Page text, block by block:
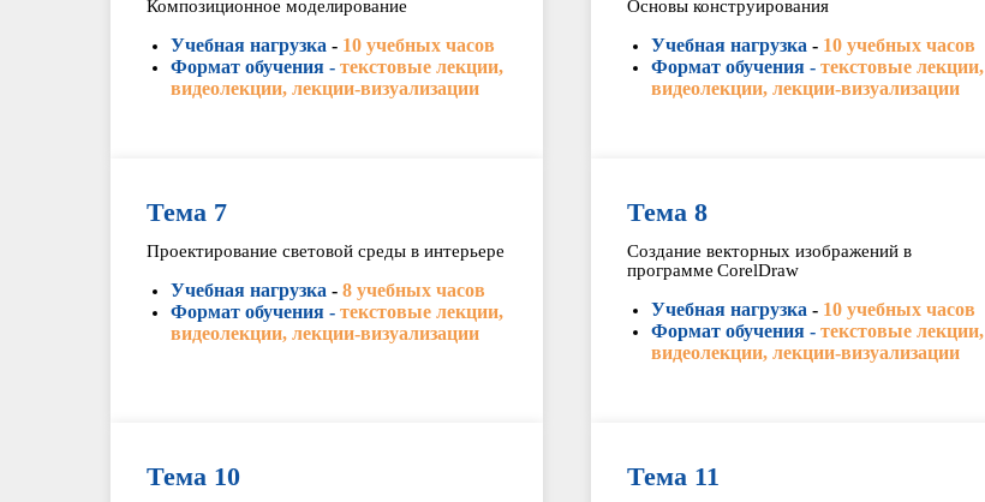
Композиционное моделирование
Учебная нагрузка - 10 учебных часов
Формат обучения - текстовые лекции,
видеолекции, лекции-визуализации
Основы конструирования
Учебная нагрузка - 10 учебных часов
Формат обучения - текстовые лекции,
видеолекции, лекции-визуализации
Тема 7
Проектирование световой среды в интерьере
Учебная нагрузка - 8 учебных часов
Формат обучения - текстовые лекции,
видеолекции, лекции-визуализации
Тема 8
Создание векторных изображений в
программе CorelDraw
Учебная нагрузка - 10 учебных часов
Формат обучения - текстовые лекции,
видеолекции, лекции-визуализации
Тема 10 Тема 11